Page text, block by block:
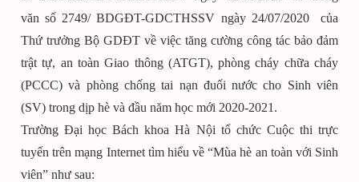
văn số 2749/ BDGĐT-GDCTHSSV ngày 24/07/2020 của
Thứ trưởng Bộ GDĐT về việc tăng cường công tác bảo đảm
trật tự, an toàn Giao thông (ATGT), phòng cháy chữa cháy
(PCCC) và phòng chống tai nạn đuối nước cho Sinh viên
(SV) trong dịp hè và đầu năm học mới 2020-2021.
Trường Đại học Bách khoa Hà Nội tổ chức Cuộc thi trực
tuyến trên mạng Internet tìm hiểu về “Mùa hè an toàn với Sinh
viên” như sau: